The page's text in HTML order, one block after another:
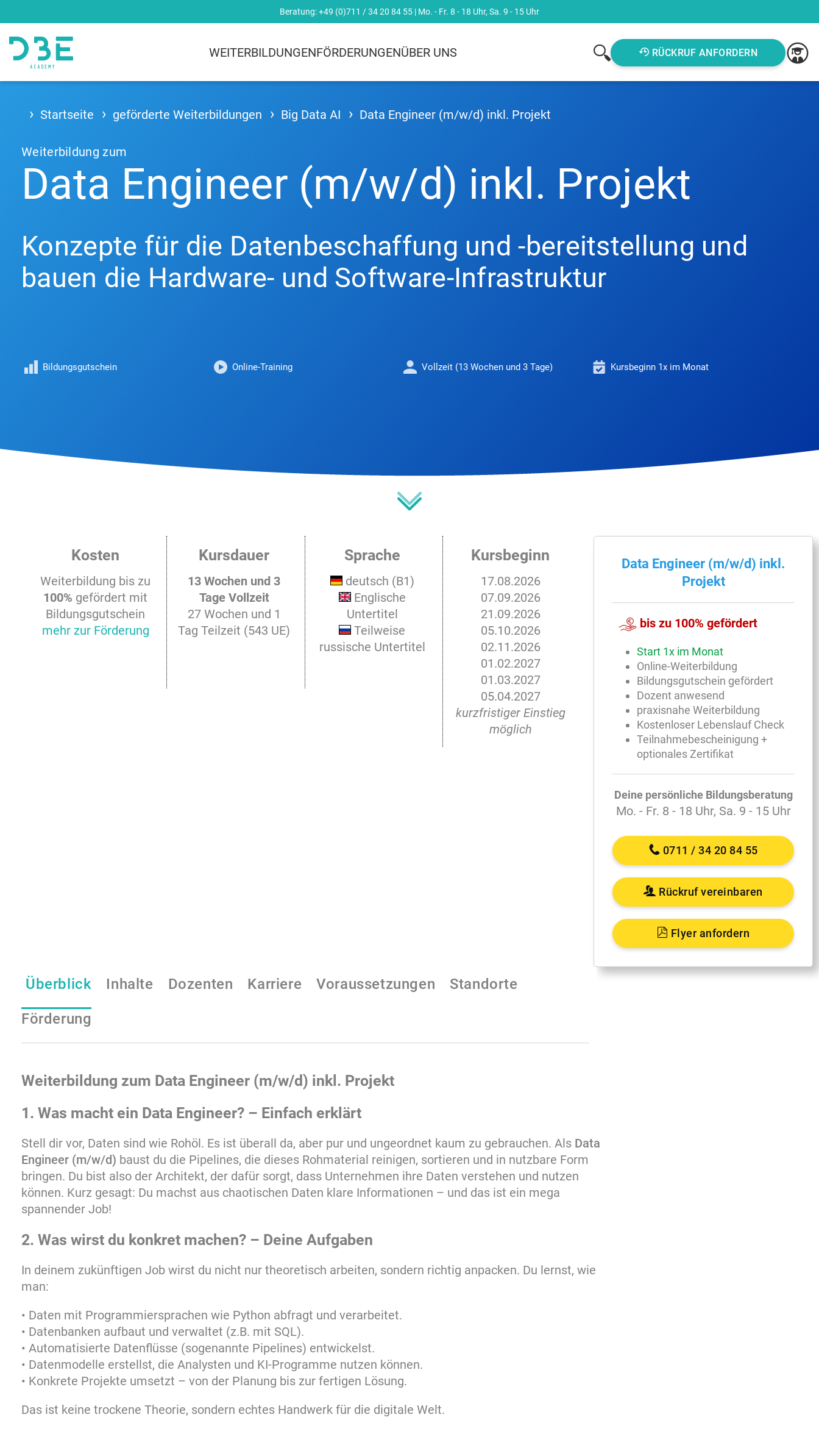
Beratung:+49 (0)711 / 34 20 84 55 | Mo. - Fr. 8 - 18 Uhr, Sa. 9 - 15 Uhr
WEITERBILDUNGENFÖRDERUNGENÜBER UNS RÜCKRUF ANFORDERN
Startseite geförderte Weiterbildungen Big Data AI Data Engineer (m/w/d) inkl. Projekt
Weiterbildung zum
Data Engineer (m/w/d) inkl. Projekt
Konzepte für die Datenbeschaffung und -bereitstellung und
bauen die Hardware- und Software-Infrastruktur
Bildungsgutschein Online-Training Vollzeit (13 Wochen und 3 Tage) Kursbeginn 1x im Monat
Data Engineer (m/w/d) inkl.
Projekt
bis zu 100% gefördert
Start 1x im Monat
Online-Weiterbildung
Bildungsgutschein gefördert
Dozent anwesend
praxisnahe Weiterbildung
Kostenloser Lebenslauf Check
Teilnahmebescheinigung +
optionales Zertifikat
Deine persönliche Bildungsberatung
Mo. - Fr. 8 - 18 Uhr, Sa. 9 - 15 Uhr
0711 / 34 20 84 55
Rückruf vereinbaren
Flyer anfordern
Kosten
Weiterbildung bis zu
100% gefördert mit
Bildungsgutschein
mehr zur Förderung
Kursdauer
13 Wochen und 3
Tage Vollzeit
27 Wochen und 1
Tag Teilzeit (543 UE)
Sprache
deutsch (B1)
Englische
Untertitel
Teilweise
russische Untertitel
Kursbeginn
17.08.2026
07.09.2026
21.09.2026
05.10.2026
02.11.2026
01.02.2027
01.03.2027
05.04.2027
kurzfristiger Einstieg
möglich
Überblick Inhalte Dozenten Karriere Voraussetzungen Standorte
Förderung
Weiterbildung zum Data Engineer (m/w/d) inkl. Projekt
1. Was macht ein Data Engineer? – Einfach erklärt
Stell dir vor, Daten sind wie Rohöl. Es ist überall da, aber pur und ungeordnet kaum zu gebrauchen. Als Data
Engineer (m/w/d) baust du die Pipelines, die dieses Rohmaterial reinigen, sortieren und in nutzbare Form
bringen. Du bist also der Architekt, der dafür sorgt, dass Unternehmen ihre Daten verstehen und nutzen
können. Kurz gesagt: Du machst aus chaotischen Daten klare Informationen – und das ist ein mega
spannender Job!
2. Was wirst du konkret machen? – Deine Aufgaben
In deinem zukünftigen Job wirst du nicht nur theoretisch arbeiten, sondern richtig anpacken. Du lernst, wie
man:
• Daten mit Programmiersprachen wie Python abfragt und verarbeitet.
• Datenbanken aufbaut und verwaltet (z.B. mit SQL).
• Automatisierte Datenflüsse (sogenannte Pipelines) entwickelst.
• Datenmodelle erstellst, die Analysten und KI-Programme nutzen können.
• Konkrete Projekte umsetzt – von der Planung bis zur fertigen Lösung.
Das ist keine trockene Theorie, sondern echtes Handwerk für die digitale Welt.